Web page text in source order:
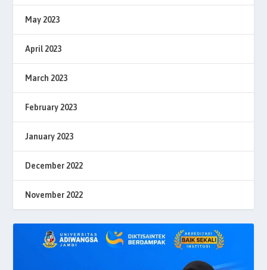
May 2023
April 2023
March 2023
February 2023
January 2023
December 2022
November 2022